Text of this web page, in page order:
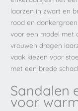
laarzen in zwart en
rood en
voor een model met
vrouwen dragen
vaak kiezen voor
met een brede
Sandalen
voor